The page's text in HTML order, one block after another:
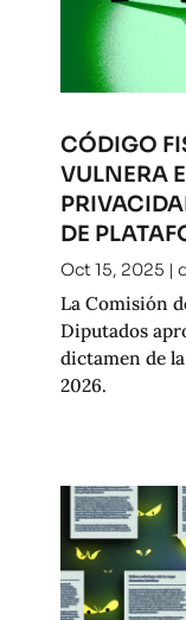
CÓDIGO
VULNERA
DE
Oct 15, 2025 |
La Comisión
Diputados
dictamen de
2026.